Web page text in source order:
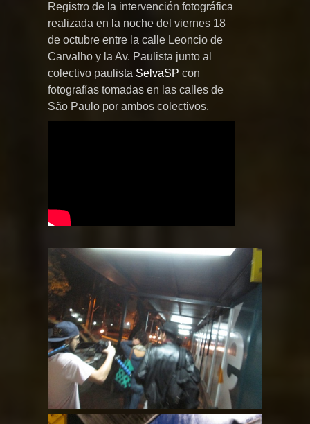
Registro de la intervención fotográfica
realizada en la noche del viernes 18
de octubre entre la calle Leoncio de
Carvalho y la Av. Paulista junto al
colectivo paulista SelvaSP con
fotografías tomadas en las calles de
São Paulo por ambos colectivos.